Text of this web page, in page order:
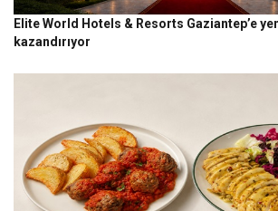
Elite World Hotels & Resorts Gaziantep’e
kazandırıyor